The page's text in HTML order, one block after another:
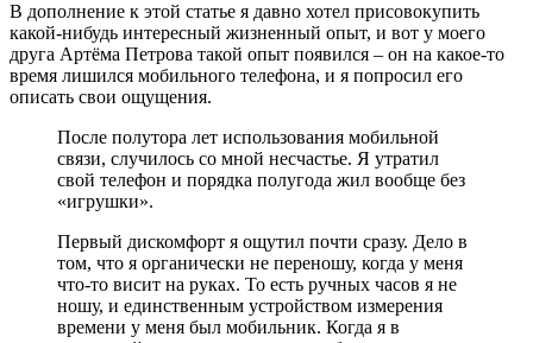
В дополнение к этой статье я давно хотел присовокупить
какой-нибудь интересный жизненный опыт, и вот у моего
друга Артёма Петрова такой опыт появился – он на какое-то
время лишился мобильного телефона, и я попросил его
описать свои ощущения.
После полутора лет использования мобильной
связи, случилось со мной несчастье. Я утратил
свой телефон и порядка полугода жил вообще без
«игрушки».
Первый дискомфорт я ощутил почти сразу. Дело в
том, что я органически не переношу, когда у меня
что-то висит на руках. То есть ручных часов я не
ношу, и единственным устройством измерения
времени у меня был мобильник. Когда я в